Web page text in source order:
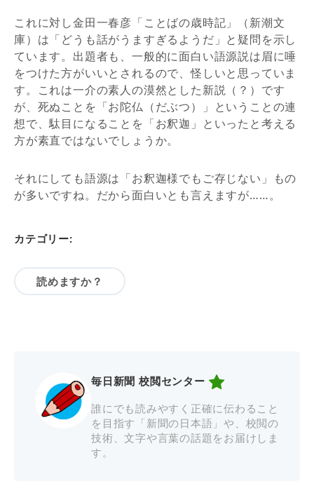
これに対し金田一春彦「ことばの歳時記」（新潮文
庫）は「どうも話がうますぎるようだ」と疑問を示し
ています。出題者も、一般的に面白い語源説は眉に唾
をつけた方がいいとされるので、怪しいと思っていま
す。これは一介の素人の漠然とした新説（？）です
が、死ぬことを「お陀仏（だぶつ）」ということの連
想で、駄目になることを「お釈迦」といったと考える
方が素直ではないでしょうか。
それにしても語源は「お釈迦様でもご存じない」もの
が多いですね。だから面白いとも言えますが……。
カテゴリー:
読めますか？
毎日新聞 校閲センター
誰にでも読みやすく正確に伝わること
を目指す「新聞の日本語」や、校閲の
技術、文字や言葉の話題をお届けしま
す。